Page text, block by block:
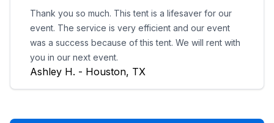
Thank you so much. This tent is a lifesaver for our
event. The service is very efficient and our event
was a success because of this tent. We will rent with
you in our next event.
Ashley H. - Houston, TX